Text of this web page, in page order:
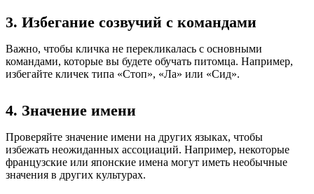
3. Избегание созвучий с командами
Важно, чтобы кличка не перекликалась с основными
командами, которые вы будете обучать питомца. Например,
избегайте кличек типа «Стоп», «Ла» или «Сид».
4. Значение имени
Проверяйте значение имени на других языках, чтобы
избежать неожиданных ассоциаций. Например, некоторые
французские или японские имена могут иметь необычные
значения в других культурах.